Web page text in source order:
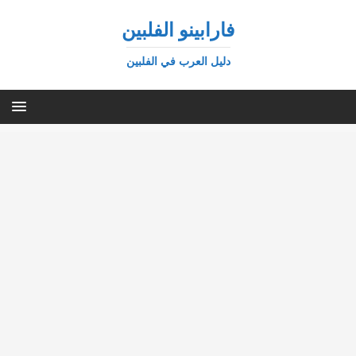
فارابينو الفلبين
دليل العرب في الفلبين